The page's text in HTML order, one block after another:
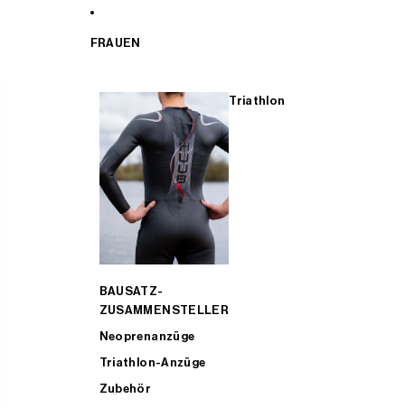
FRAUEN
Triathlon
BAUSATZ-
ZUSAMMENSTELLER
Neoprenanzüge
Triathlon-Anzüge
Zubehör